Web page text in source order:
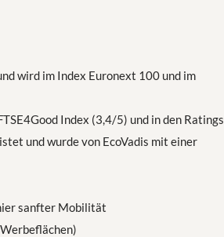
wird im Index Euronext 100 und im
Index (3,4/5) und in den Ratings
und wurde von EcoVadis mit einer
sanfter Mobilität